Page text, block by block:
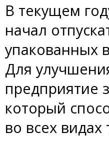
В текущем
начал
упакованных
Для
предприятие
который
во всех видах